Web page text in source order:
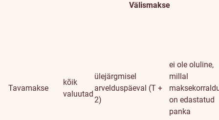
Välismakse
Tavamakse
kõik
valuutad
ülejärgmisel
arvelduspäeval (T +
2)
ei ole oluline,
millal
on edastatud
panka